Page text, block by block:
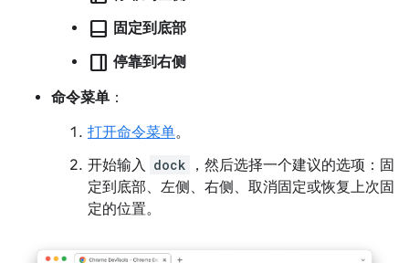
dock_to_bottom 固定到底部
dock_to_left 停靠到右侧
命令菜单 ：
打开命令菜单。
开始输入 dock
，然后选择一个建议的选项：固
定到底部、左侧、右侧、取消固定或恢复上次固
定的位置。